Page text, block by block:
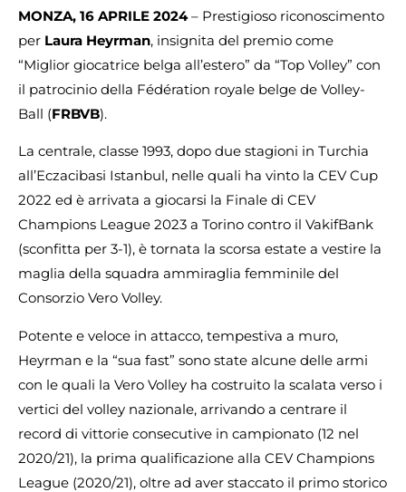
MONZA, 16 APRILE 2024– Prestigioso riconoscimento
per Laura Heyrman, insignita del premio come
“Miglior giocatrice belga all’estero” da “Top Volley” con
il patrocinio della Fédération royale belge de Volley-
Ball (FRBVB).
La centrale, classe 1993, dopo due stagioni in Turchia
all’Eczacibasi Istanbul, nelle quali ha vinto la CEV Cup
2022 ed è arrivata a giocarsi la Finale di CEV
Champions League 2023 a Torino contro il VakifBank
(sconfitta per 3-1), è tornata la scorsa estate a vestire la
maglia della squadra ammiraglia femminile del
Consorzio Vero Volley.
Potente e veloce in attacco, tempestiva a muro,
Heyrman e la “sua fast” sono state alcune delle armi
con le quali la Vero Volley ha costruito la scalata verso i
vertici del volley nazionale, arrivando a centrare il
record di vittorie consecutive in campionato (12 nel
2020/21), la prima qualificazione alla CEV Champions
League (2020/21), oltre ad aver staccato il primo storico